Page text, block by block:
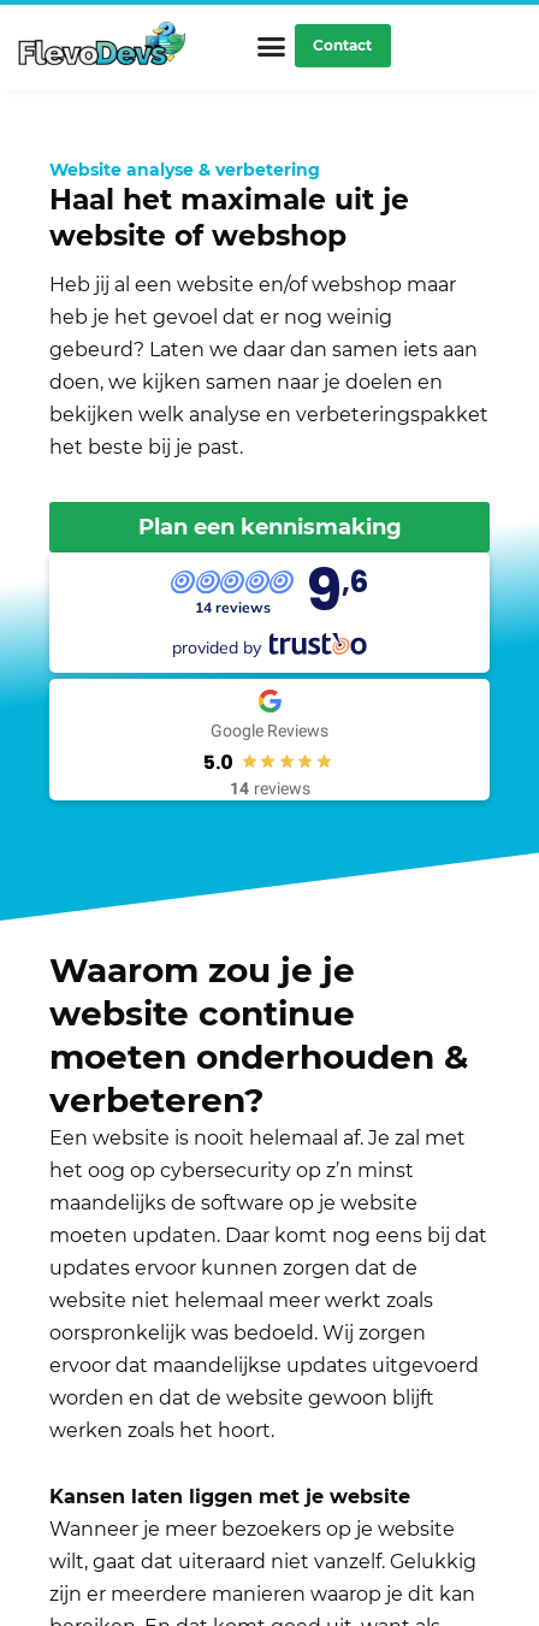
naar
de
Contact
Website analyse & verbetering
Haal het maximale uit je
website of webshop
Heb jij al een website en/of webshop maar
heb je het gevoel dat er nog weinig
gebeurd? Laten we daar dan samen iets aan
doen, we kijken samen naar je doelen en
bekijken welk analyse en verbeteringspakket
het beste bij je past.
Plan een kennismaking
14 reviews 9,6
provided by
Google Reviews
5.0
14 reviews
Waarom zou je je
website continue
moeten onderhouden &
verbeteren?
Een website is nooit helemaal af. Je zal met
het oog op cybersecurity op z’n minst
maandelijks de software op je website
moeten updaten. Daar komt nog eens bij dat
updates ervoor kunnen zorgen dat de
website niet helemaal meer werkt zoals
oorspronkelijk was bedoeld. Wij zorgen
ervoor dat maandelijkse updates uitgevoerd
worden en dat de website gewoon blijft
werken zoals het hoort.
Kansen laten liggen met je website
Wanneer je meer bezoekers op je website
wilt, gaat dat uiteraard niet vanzelf. Gelukkig
zijn er meerdere manieren waarop je dit kan